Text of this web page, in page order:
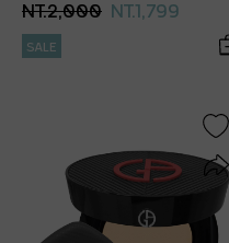
NT.2,000 NT.1,799
SALE